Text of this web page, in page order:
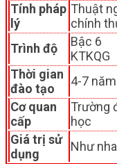
Tính pháp
lý
Thuật
chính
Trình độ
Bậc 6
KTKQG
Thời gian
đào tạo
4-7 năm
Cơ quan
cấp
Trường
học
Giá trị sử
dụng
Như